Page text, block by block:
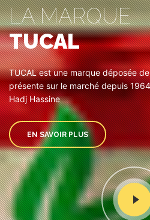
LA MARQUE
TUCAL
TUCAL est une marque déposée
présente sur le marché depuis
Hadj Hassine
EN SAVOIR PLUS